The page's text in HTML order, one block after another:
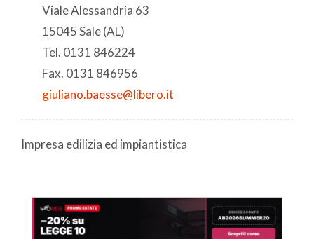
Viale Alessandria 63
15045 Sale (AL)
Tel. 0131 846224
Fax. 0131 846956
giuliano.baesse@libero.it
Impresa edilizia ed impiantistica